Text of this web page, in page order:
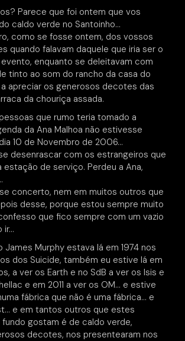
Parece que foi ontem que vos
caldo verde no Santoinho…
como se fosse ontem, dos vossos
quando falavam daquele que iria ser o
enquanto se deleitavam com
tinto ao som do rancho da casa do
apreciar os generosos decotes das
da chouriça assada.
que rumo teria tomado a
da Ana Malhoa não estivesse
10 de Novembro de 2006…
desenrascar com os estrangeiros que
estação de serviço. Perdeu a Ana,
concerto, nem em muitos outros que
desse, porque estou sempre muito
que fico sempre com um vazio
ir…
James Murphy estava lá em 1974 nos
dos Suicide, também eu estive lá em
a ver os Earth e no SdB a ver os Isis e
e em 2011 a ver os OM… e estive
fábrica que não é uma fábrica… e
e em tantos outros que estes
fundo gostam é de caldo verde,
decotes, nos presentearam nos